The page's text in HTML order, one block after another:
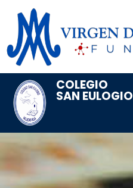
COLEGIO
SAN EULOGIO